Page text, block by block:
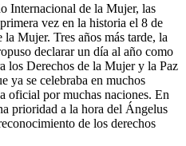
Internacional de la Mujer, las
vez en la historia el 8 de
Mujer. Tres años más tarde, la
declarar un día al año como
los Derechos de la Mujer y la Paz
ya se celebraba en muchos
oficial por muchas naciones. En
prioridad a la hora del Ángelus
de los derechos